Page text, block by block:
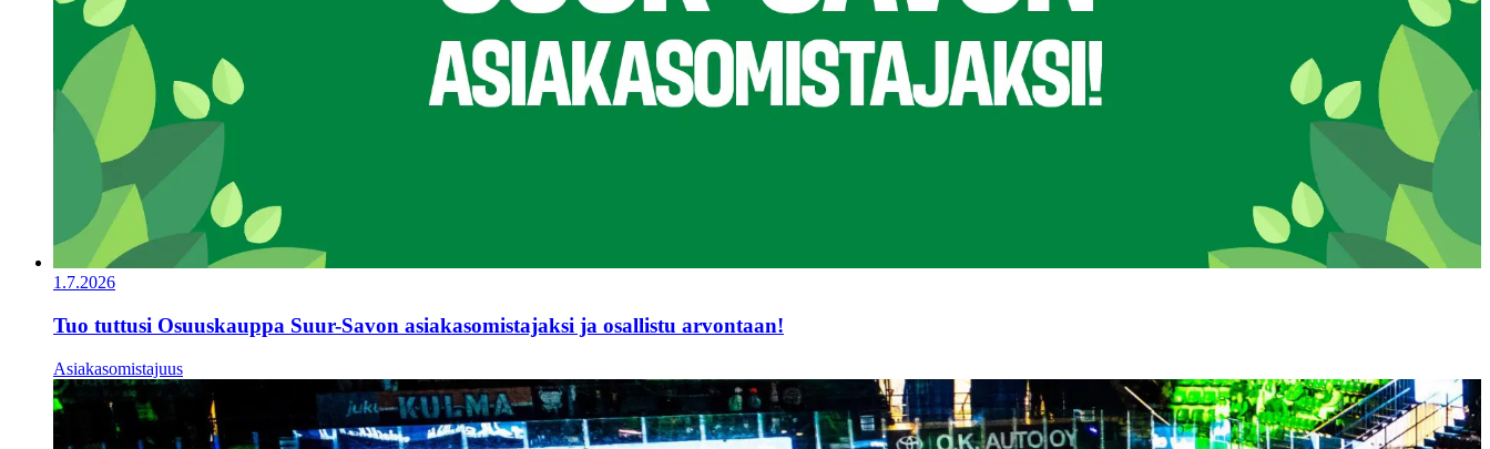
1.7.2026
Tuo tuttusi Osuuskauppa Suur-Savon asiakasomistajaksi ja osallistu arvontaan!
Asiakasomistajuus